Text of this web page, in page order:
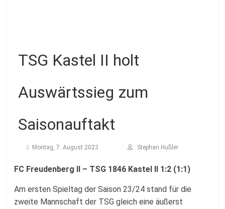
TSG Kastel II holt
Auswärtssieg zum
Saisonauftakt
Montag, 7. August 2023 Stephan Hußler
FC Freudenberg II – TSG 1846 Kastel II 1:2 (1:1)
Am ersten Spieltag der Saison 23/24 stand für die
zweite Mannschaft der TSG gleich eine äußerst